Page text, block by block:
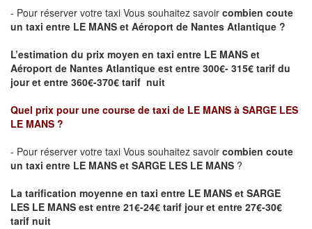
- Pour réserver votre taxi Vous souhaitez savoir combien coute
un taxi entre LE MANS et Aéroport de Nantes Atlantique ?
L’estimation du prix moyen en taxi entre LE MANS et
Aéroport de Nantes Atlantique est entre 300€- 315€ tarif du
jour et entre 360€-370€ tarif nuit
Quel prix pour une course de taxi de LE MANS à SARGE LES
LE MANS ?
- Pour réserver votre taxi Vous souhaitez savoir combien coute
un taxi entre LE MANS et SARGE LES LE MANS ?
La tarification moyenne en taxi entre LE MANS et SARGE
LES LE MANS est entre 21€-24€ tarif jour et entre 27€-30€
tarif nuit